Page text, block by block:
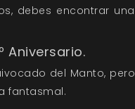
debes encontrar una
Aniversario.
del Manto, pero
fantasmal.